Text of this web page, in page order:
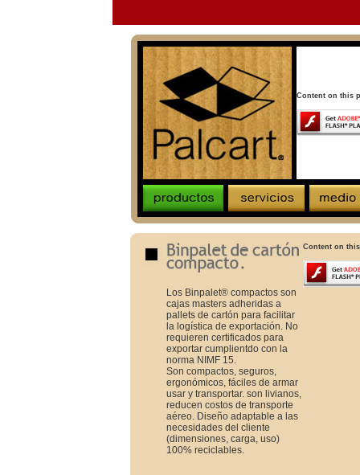
Content on this
Content on
Los Binpalet®compactos son
cajas masters adheridas a
pallets de cartón para facilitar
la logística de exportación. No
requieren certificados para
exportar cumplientdo con la
norma NIMF 15.
Son compactos, seguros,
ergonómicos, fáciles de armar
usar y transportar. son livianos,
reducen costos de transporte
aéreo. Diseño adaptable a las
necesidades del cliente
(dimensiones, carga, uso)
100% reciclables.